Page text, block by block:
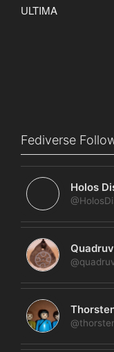
Fediverse
Holos